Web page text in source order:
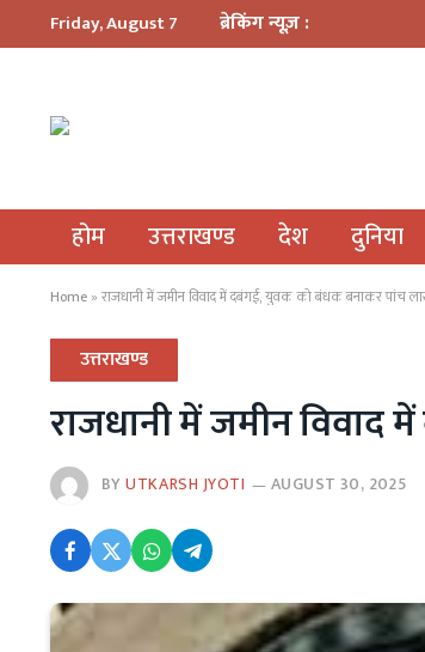
Friday, August 7 ब्रेकिंग न्यूज़ :
होम उत्तराखण्ड देश दुनिया
Home » राजधानी में जमीन विवाद में दबंगई, युवक को बंधक बनाकर पांच
उत्तराखण्ड
राजधानी में जमीन
BYUTKARSH JYOTI AUGUST 30, 2025